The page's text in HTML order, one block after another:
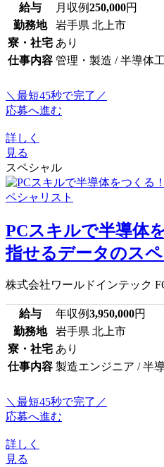
給与 月収例250,000円
勤務地
岩手県 北上市
寮・社宅 あり
仕事内容 管理・製造 / 半導体
＼最短45秒で完了／
応募へ進む
詳しく
見る
スペシャル
PCスキルで半導体
指せるデータのス
株式会社ワールドインテック
給与 年収例3,950,000円
勤務地
岩手県 北上市
寮・社宅 あり
仕事内容 製造エンジニア / 半
＼最短45秒で完了／
応募へ進む
詳しく
見る